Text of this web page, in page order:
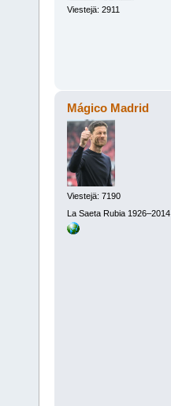
Viestejä: 2911
Mágico Madrid
Viestejä: 7190
La Saeta Rubia 1926–2014